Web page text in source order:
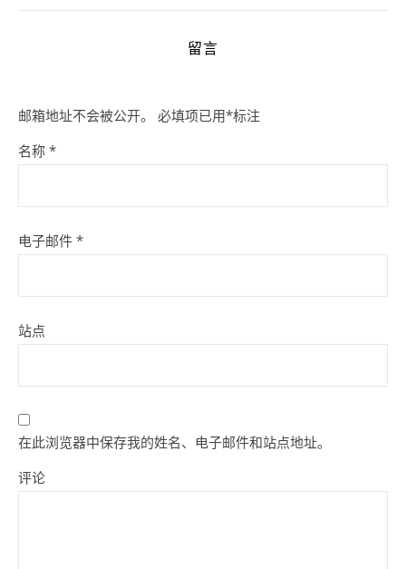
留言
邮箱地址不会被公开。 必填项已用*标注
名称 *
电子邮件 *
站点
在此浏览器中保存我的姓名、电子邮件和站点地址。
评论